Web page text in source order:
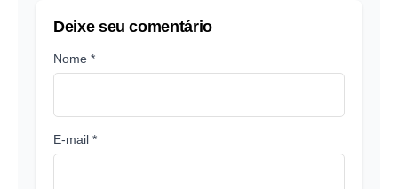
Deixe seu comentário
Nome *
E-mail *